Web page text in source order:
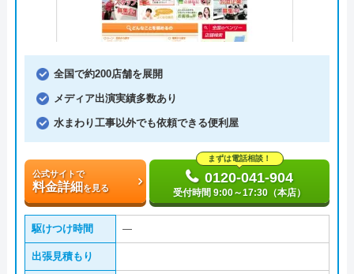
全国で約200店舗を展開
メディア出演実績多数あり
水まわり工事以外でも依頼できる便利屋
公式サイトで
料金詳細を見る
まずは電話相談！
0120-041-904
受付時間 9:00～17:30（本店）
駆けつけ時間 ―
出張見積もり